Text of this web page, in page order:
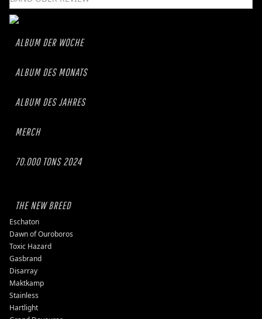
ALBUM DER WOCHE
ALBUM DES MONATS
ALBUM DES JAHRES
MERCH
70.000 TONS 2024
THE NEW BREED
Eschaton
Dawn of Ouroboros
Toxic Hazard
Gasbrand
Disarray
Maktkamp
Stainless
Hartlight